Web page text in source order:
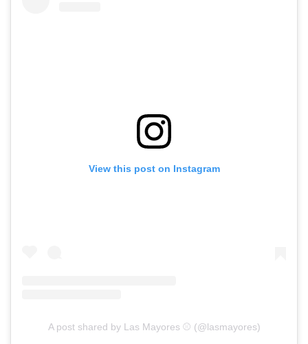
View this post on Instagram
A post shared by Las Mayores ⚾️ (@lasmayores)